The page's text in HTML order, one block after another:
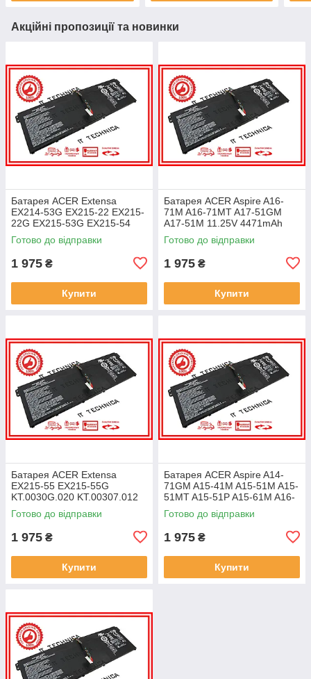
Акційні пропозиції та новинки
Батарея ACER Extensa
EX214-53G EX215-22 EX215-
22G EX215-53G EX215-54
EX215-54G 11.25V 4471mAh
ОРИГІНАЛ
Готово до відправки
1 975 ₴
Купити
Батарея ACER Aspire A16-
71M A16-71MT A17-51GM
A17-51M 11.25V 4471mAh
ОРИГІНАЛ
Готово до відправки
1 975 ₴
Купити
Батарея ACER Extensa
EX215-55 EX215-55G
KT.0030G.020 KT.00307.012
11.25V 4471mAh ОРИГІНАЛ
Готово до відправки
1 975 ₴
Купити
Батарея ACER Aspire A14-
71GM A15-41M A15-51M A15-
51MT A15-51P A15-61M A16-
51GM 11.25V 4471mAh
ОРИГІНАЛ
Готово до відправки
1 975 ₴
Купити